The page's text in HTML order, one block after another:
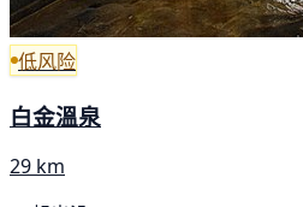
低风险
白金溫泉
29 km